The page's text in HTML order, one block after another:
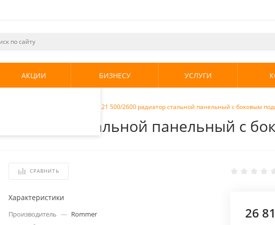
и
использования.
.
АКЦИИ БИЗНЕСУ УСЛУГИ
Rommer Compact 21 500/2600 радиатор стальной панельный с боковым
радиатор стальной панельный с
СРАВНИТЬ
Характеристики
Производитель — Rommer
26